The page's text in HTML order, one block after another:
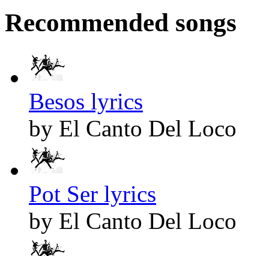
Recommended songs
Besos lyrics
by El Canto Del Loco
Pot Ser lyrics
by El Canto Del Loco